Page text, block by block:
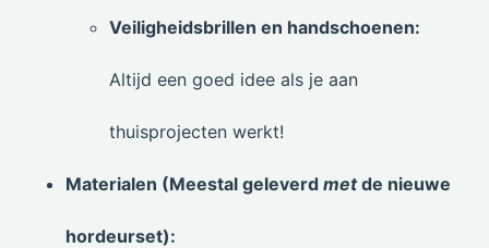
Veiligheidsbrillen en handschoenen:
Altijd een goed idee als je aan
thuisprojecten werkt!
Materialen (Meestal geleverd metde nieuwe
hordeurset):